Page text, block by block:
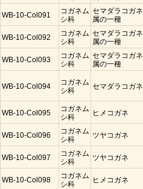
WB-10-Col091
コガネム
シ科
セマダラコガネ
属の一種
WB-10-Col092
コガネム
シ科
セマダラコガネ
属の一種
WB-10-Col093
コガネム
シ科
セマダラコガネ
属の一種
WB-10-Col094
コガネム
シ科
セマダラコガネ
WB-10-Col095
コガネム
シ科
ヒメコガネ
WB-10-Col096
コガネム
シ科
ツヤコガネ
WB-10-Col097
コガネム
シ科
ツヤコガネ
WB-10-Col098
コガネム
シ科
ヒメコガネ